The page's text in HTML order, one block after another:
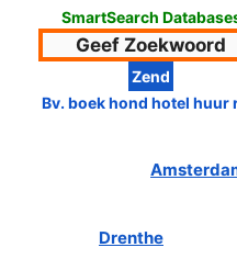
SmartSearch
Bv. boek hond hotel huur
Drenthe